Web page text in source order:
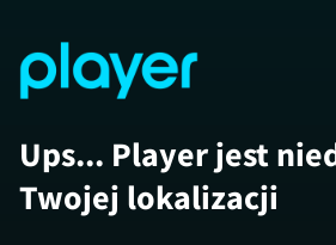
Ups... Player jest
Twojej lokalizacji